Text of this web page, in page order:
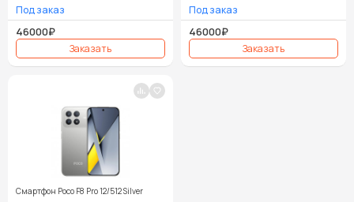
46000₽ 46000₽
Смартфон Poco F8 Pro 12/512 Silver